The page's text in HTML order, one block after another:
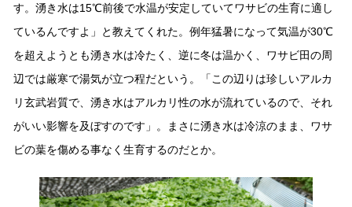
す。湧き水は15℃前後で水温が安定していてワサビの生育に適し
ているんですよ」と教えてくれた。例年猛暑になって気温が30℃
を超えようとも湧き水は冷たく、逆に冬は温かく、ワサビ田の周
辺では厳寒で湯気が立つ程だという。「この辺りは珍しいアルカ
リ玄武岩質で、湧き水はアルカリ性の水が流れているので、それ
がいい影響を及ぼすのです」。まさに湧き水は冷涼のまま、ワサ
ビの葉を傷める事なく生育するのだとか。